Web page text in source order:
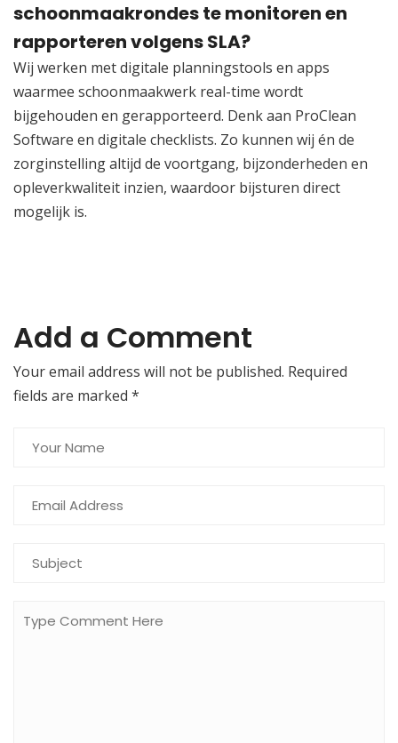
schoonmaakrondes te monitoren en
rapporteren volgens SLA?
Wij werken met digitale planningstools en apps
waarmee schoonmaakwerk real-time wordt
bijgehouden en gerapporteerd.​ Denk aan ProClean
Software en digitale checklists.​ Zo kunnen wij én de
zorginstelling altijd de voortgang, bijzonderheden en
opleverkwaliteit inzien, waardoor bijsturen direct
mogelijk is.​
Add a Comment
Your email address will not be published. Required
fields are marked *